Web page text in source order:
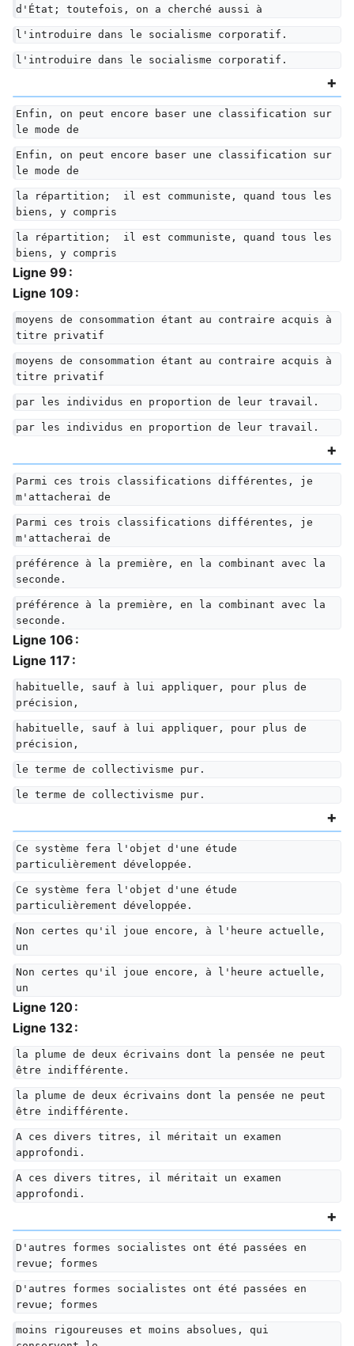
d'État; toutefois, on a cherché aussi à
l'introduire dans le socialisme corporatif.
l'introduire dans le socialisme corporatif.
Enfin, on peut encore baser une classification sur
le mode de
Enfin, on peut encore baser une classification sur
le mode de
la répartition;  il est communiste, quand tous les
biens, y compris
la répartition;  il est communiste, quand tous les
biens, y compris
Ligne 99 :
Ligne 109 :
moyens de consommation étant au contraire acquis à
titre privatif
moyens de consommation étant au contraire acquis à
titre privatif
par les individus en proportion de leur travail.
par les individus en proportion de leur travail.
Parmi ces trois classifications différentes, je
m'attacherai de
Parmi ces trois classifications différentes, je
m'attacherai de
préférence à la première, en la combinant avec la
seconde.
préférence à la première, en la combinant avec la
seconde.
Ligne 106 :
Ligne 117 :
habituelle, sauf à lui appliquer, pour plus de
précision,
habituelle, sauf à lui appliquer, pour plus de
précision,
le terme de collectivisme pur.
le terme de collectivisme pur.
Ce système fera l'objet d'une étude
particulièrement développée.
Ce système fera l'objet d'une étude
particulièrement développée.
Non certes qu'il joue encore, à l'heure actuelle,
un
Non certes qu'il joue encore, à l'heure actuelle,
un
Ligne 120 :
Ligne 132 :
la plume de deux écrivains dont la pensée ne peut
être indifférente.
la plume de deux écrivains dont la pensée ne peut
être indifférente.
A ces divers titres, il méritait un examen
approfondi.
A ces divers titres, il méritait un examen
approfondi.
D'autres formes socialistes ont été passées en
revue; formes
D'autres formes socialistes ont été passées en
revue; formes
moins rigoureuses et moins absolues, qui